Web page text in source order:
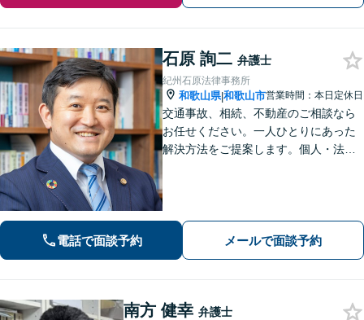
石原 詢二 弁護士
紀州石原法律事務所
和歌山県|和歌山市営業時間：本日定休日
交通事故、相続、不動産のご相談なら
お任せください。一人ひとりにあった
解決方法をご提案します。個人・法人
電話で面談予約 メールで面談予約
南方 健幸 弁護士